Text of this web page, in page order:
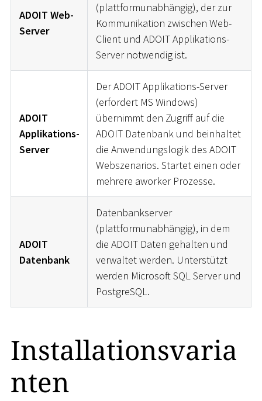
ADOIT Web-
Server
(plattformunabhängig), der zur
Kommunikation zwischen Web-
Client und ADOIT Applikations-
Server notwendig ist.
ADOIT
Applikations-
Server
Der ADOIT Applikations-Server
(erfordert MS Windows)
übernimmt den Zugriff auf die
ADOIT Datenbank und beinhaltet
die Anwendungslogik des ADOIT
Webszenarios. Startet einen oder
mehrere aworker Prozesse.
ADOIT
Datenbank
Datenbankserver
(plattformunabhängig), in dem
die ADOIT Daten gehalten und
verwaltet werden. Unterstützt
werden Microsoft SQL Server und
PostgreSQL.
Installationsvaria
nten